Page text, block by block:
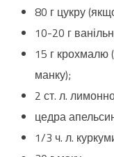
80 г цукру
10-20 г
15 г крохмалю
манку);
2 ст. л.
цедра
1/3 ч. л.